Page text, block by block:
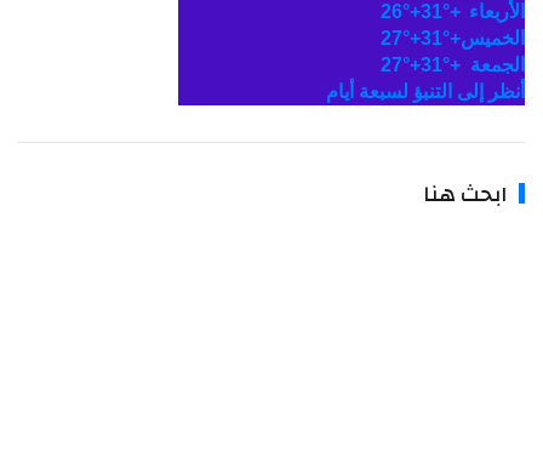
+
31°
+
26°
+
31°
+
27°
+
31°
+
27°
إلى التنبؤ لسبعة أيام
ابحث هنا